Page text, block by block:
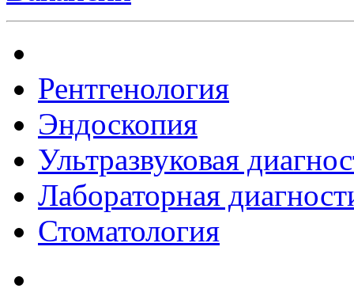
Рентгенология
Эндоскопия
Ультразвуковая
Лабораторная
Стоматология